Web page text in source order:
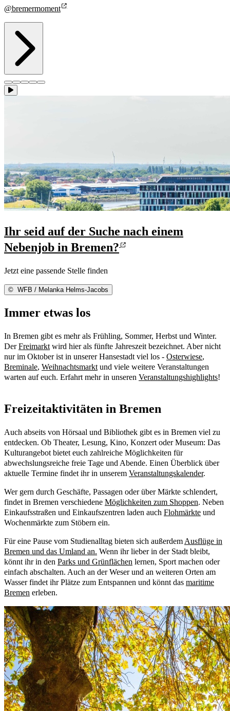
@bremermoment
Ihr seid auf der Suche nach einem
Nebenjob in Bremen?
Jetzt eine passende Stelle finden
© WFB / Melanka Helms-Jacobs
Immer etwas los
In Bremen gibt es mehr als Frühling, Sommer, Herbst und Winter.
DerFreimarkt wird hier als fünfte Jahreszeit bezeichnet. Aber nicht
nur im Oktober ist in unserer Hansestadt viel los - Osterwiese,
Breminale, Weihnachtsmarkt und viele weitere Veranstaltungen
warten auf euch. Erfahrt mehr in unseren Veranstaltungshighlights!
Freizeitaktivitäten in Bremen
Auch abseits von Hörsaal und Bibliothek gibt es in Bremen viel zu
entdecken. Ob Theater, Lesung, Kino, Konzert oder Museum: Das
Kulturangebot bietet euch zahlreiche Möglichkeiten für
abwechslungsreiche freie Tage und Abende. Einen Überblick über
aktuelle Termine findet ihr in unserem Veranstaltungskalender.
Wer gern durch Geschäfte, Passagen oder über Märkte schlendert,
findet in Bremen verschiedene Möglichkeiten zum Shoppen. Neben
Einkaufsstraßen und Einkaufszentren laden auch Flohmärkte und
Wochenmärkte zum Stöbern ein.
Für eine Pause vom Studienalltag bieten sich außerdem Ausflüge in
Bremen und das Umland an. Wenn ihr lieber in der Stadt bleibt,
könnt ihr in den Parks und Grünflächen lernen, Sport machen oder
einfach abschalten. Auch an der Weser und an weiteren Orten am
Wasser findet ihr Plätze zum Entspannen und könnt das maritime
Bremen erleben.